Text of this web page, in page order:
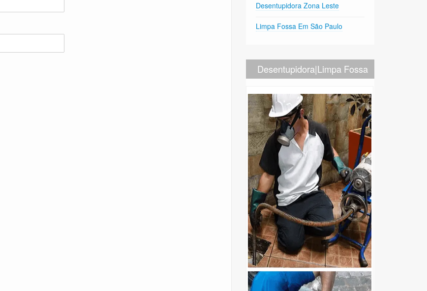
Desentupidora Zona Leste
Limpa Fossa Em São Paulo
Desentupidora|Limpa Fossa